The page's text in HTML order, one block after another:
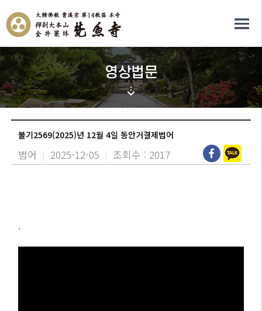
영상법문
불기2569(2025)년 12월 4일 동안거결제법어
범어 | 2025-12-05 | 조회수 : 2017
.